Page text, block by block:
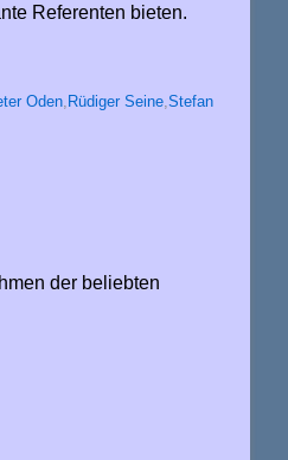
Referenten bieten.
Oden, Rüdiger Seine,Stefan
der beliebten